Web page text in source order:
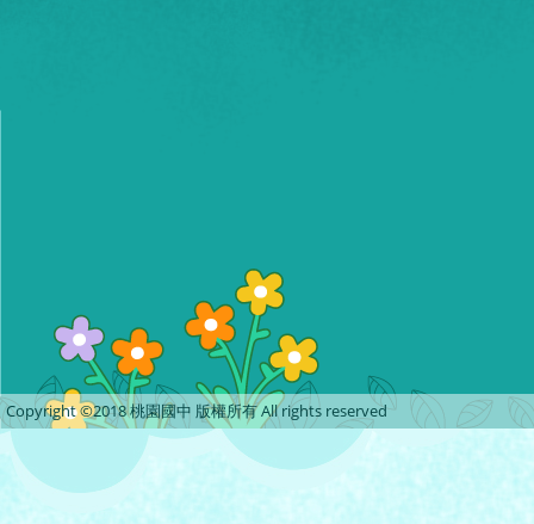
Copyright ©2018 桃園國中 版權所有 All rights reserved